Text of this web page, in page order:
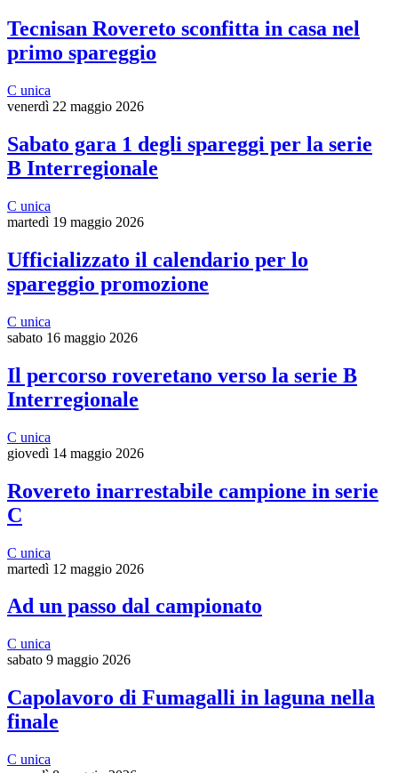
Tecnisan Rovereto sconfitta in casa nel
primo spareggio
C unica
venerdì 22 maggio 2026
Sabato gara 1 degli spareggi per la serie
B Interregionale
C unica
martedì 19 maggio 2026
Ufficializzato il calendario per lo
spareggio promozione
C unica
sabato 16 maggio 2026
Il percorso roveretano verso la serie B
Interregionale
C unica
giovedì 14 maggio 2026
Rovereto inarrestabile campione in serie
C
C unica
martedì 12 maggio 2026
Ad un passo dal campionato
C unica
sabato 9 maggio 2026
Capolavoro di Fumagalli in laguna nella
finale
C unica